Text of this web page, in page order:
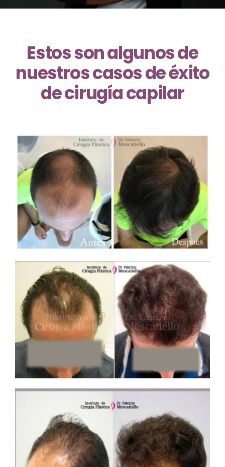
Estos son algunos de
nuestros casos de éxito
de cirugía capilar